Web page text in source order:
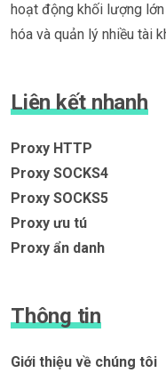
hoạt động khối lượng
hóa và quản lý nhiều tài
Liên kết nhanh
Proxy HTTP
Proxy SOCKS4
Proxy SOCKS5
Proxy ưu tú
Proxy ẩn danh
Thông tin
Giới thiệu về chúng tôi